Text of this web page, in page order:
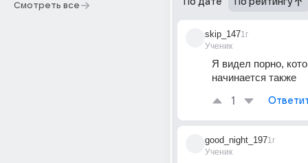
Смотреть все
skip_147
Ученик
1г
Я видел порно,
начинается также
1
good_night_197
Ученик
1г